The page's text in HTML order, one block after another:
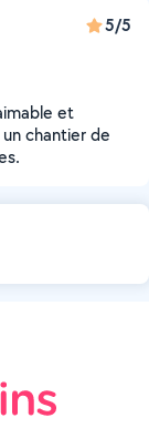
5/5
et
chantier de